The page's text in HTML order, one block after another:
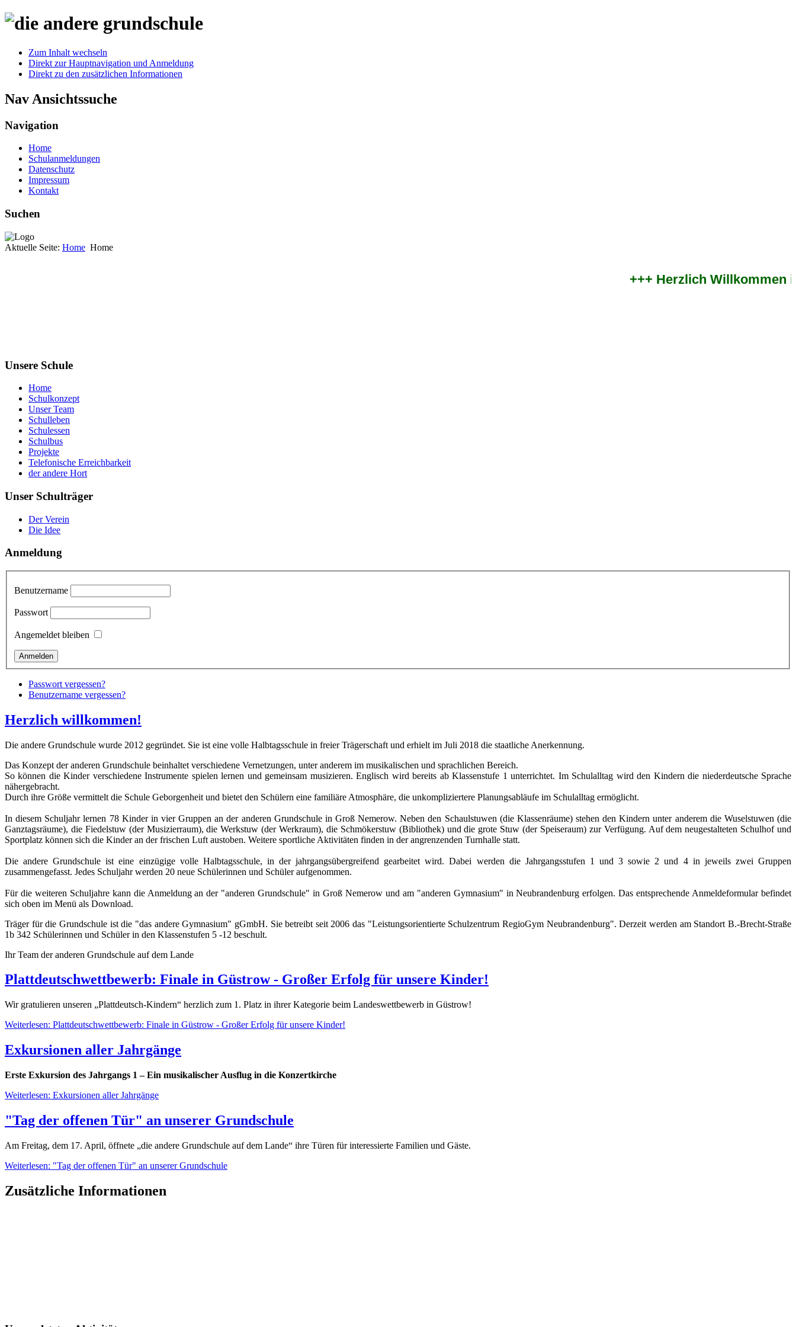
Zum Inhalt wechseln
Direkt zur Hauptnavigation und Anmeldung
Direkt zu den zusätzlichen Informationen
Nav Ansichtssuche
Navigation
Home
Schulanmeldungen
Datenschutz
Impressum
Kontakt
Suchen
Aktuelle Seite: Home Home
+++ Herzlich Willkommen
Unsere Schule
Home
Schulkonzept
Unser Team
Schulleben
Schulessen
Schulbus
Projekte
Telefonische Erreichbarkeit
der andere Hort
Unser Schulträger
Der Verein
Die Idee
Anmeldung
Benutzername
Passwort
Angemeldet bleiben
Passwort vergessen?
Benutzername vergessen?
Herzlich willkommen!
Die andere Grundschule wurde 2012 gegründet. Sie ist eine volle Halbtagsschule in freier Trägerschaft und erhielt im Juli 2018 die staatliche Anerkennung.
Das Konzept der anderen Grundschule beinhaltet verschiedene Vernetzungen, unter anderem im musikalischen und sprachlichen Bereich.
So können die Kinder verschiedene Instrumente spielen lernen und gemeinsam musizieren. Englisch wird bereits ab Klassenstufe 1 unterrichtet. Im Schulalltag wird den Kindern die niederdeutsche Sprache
nähergebracht.
Durch ihre Größe vermittelt die Schule Geborgenheit und bietet den Schülern eine familiäre Atmosphäre, die unkompliziertere Planungsabläufe im Schulalltag ermöglicht.
In diesem Schuljahr lernen 78 Kinder in vier Gruppen an der anderen Grundschule in Groß Nemerow. Neben den Schaulstuwen (die Klassenräume) stehen den Kindern unter anderem die Wuselstuwen (die
Ganztagsräume), die Fiedelstuw (der Musizierraum), die Werkstuw (der Werkraum), die Schmökerstuw (Bibliothek) und die grote Stuw (der Speiseraum) zur Verfügung. Auf dem neugestalteten Schulhof und
Sportplatz können sich die Kinder an der frischen Luft austoben. Weitere sportliche Aktivitäten finden in der angrenzenden Turnhalle statt.
Die andere Grundschule ist eine einzügige volle Halbtagsschule, in der jahrgangsübergreifend gearbeitet wird. Dabei werden die Jahrgangsstufen 1 und 3 sowie 2 und 4 in jeweils zwei Gruppen
zusammengefasst. Jedes Schuljahr werden 20 neue Schülerinnen und Schüler aufgenommen.
Für die weiteren Schuljahre kann die Anmeldung an der "anderen Grundschule" in Groß Nemerow und am "anderen Gymnasium" in Neubrandenburg erfolgen. Das entsprechende Anmeldeformular befindet
sich oben im Menü als Download.
Träger für die Grundschule ist die "das andere Gymnasium" gGmbH. Sie betreibt seit 2006 das "Leistungsorientierte Schulzentrum RegioGym Neubrandenburg". Derzeit werden am Standort B.-Brecht-Straße
1b 342 Schülerinnen und Schüler in den Klassenstufen 5 -12 beschult.
Ihr Team der anderen Grundschule auf dem Lande
Plattdeutschwettbewerb: Finale in Güstrow - Großer Erfolg für unsere Kinder!
Wir gratulieren unseren „Plattdeutsch-Kindern“ herzlich zum 1. Platz in ihrer Kategorie beim Landeswettbewerb in Güstrow!
Weiterlesen: Plattdeutschwettbewerb: Finale in Güstrow - Großer Erfolg für unsere Kinder!
Exkursionen aller Jahrgänge
Erste Exkursion des Jahrgangs 1 – Ein musikalischer Ausflug in die Konzertkirche
Weiterlesen: Exkursionen aller Jahrgänge
"Tag der offenen Tür" an unserer Grundschule
Am Freitag, dem 17. April, öffnete „die andere Grundschule auf dem Lande“ ihre Türen für interessierte Familien und Gäste.
Weiterlesen: "Tag der offenen Tür" an unserer Grundschule
Zusätzliche Informationen